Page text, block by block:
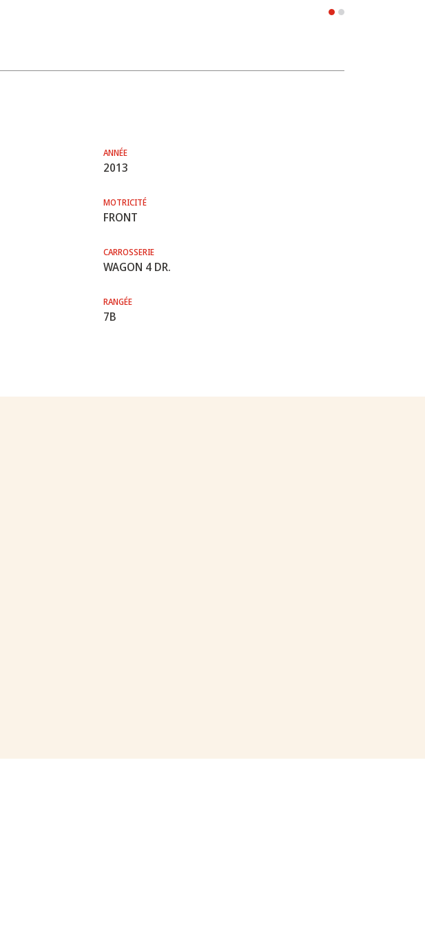
ANNÉE
2013
MOTRICITÉ
FRONT
CARROSSERIE
WAGON 4 DR.
RANGÉE
7B